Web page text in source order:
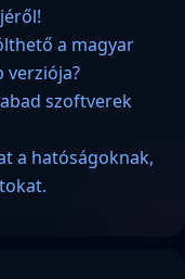
a magyar
verziója?
szoftverek
a hatóságoknak,